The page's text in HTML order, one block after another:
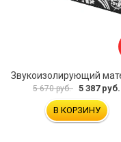
5 670 руб. 5 387 руб.
В КОРЗИНУ